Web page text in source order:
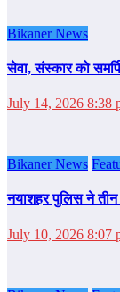
Bikaner News
सेवा, संस्कार को
July 14, 2026 8:38
Bikaner News
नयाशहर पुलिस ने तीन
July 10, 2026 8:07